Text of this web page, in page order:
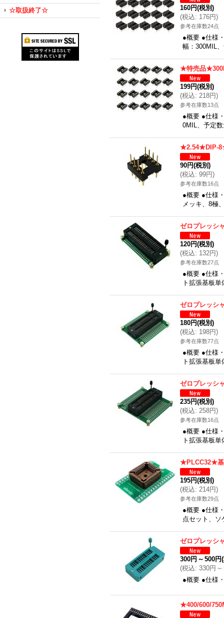
☆取扱終了☆
160円(税別)
(税込: 176円)
参考在庫数24点
●概要 ●仕様
幅：300MIL
★特売品
199円(税別)
(税込: 218円)
参考在庫数13点
●概要 ●仕様
0MIL、予定
★2.54★DIP-
90円(税別)
(税込: 99円)
参考在庫数16点
●概要 ●仕様
メッキ、8極
ゼロプレッシ
120円(税別)
(税込: 132円)
参考在庫数27点
●概要 ●仕様
ト拡張基板
ゼロプレッシ
180円(税別)
(税込: 198円)
参考在庫数77点
●概要 ●仕様
ト拡張基板
ゼロプレッシ
235円(税別)
(税込: 258円)
参考在庫数16点
●概要 ●仕様
ト拡張基板
★PLCC32★基
195円(税別)
(税込: 214円)
参考在庫数29点
●概要 ●仕様
点セット、
ゼロプレッシ
300円 ～ 500円
(税込: 330円 ～
●概要 ●仕様
★400/600/